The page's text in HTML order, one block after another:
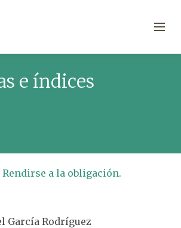
e índices
a la obligación.
García Rodríguez